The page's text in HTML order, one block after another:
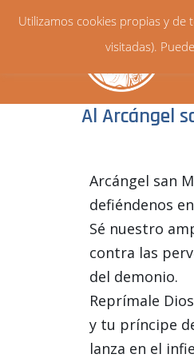
Al Arcángel
Arcángel san
defiéndenos
Sé nuestro
contra las
del demonio.
Reprímale
y tu príncipe
lanza en el
Utilizamos cookies propias y
visitadas).